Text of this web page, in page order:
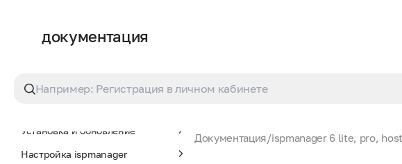
документация
Установка и обновление
Настройка ispmanager
Документация/ispmanager 6 lite, pro, host